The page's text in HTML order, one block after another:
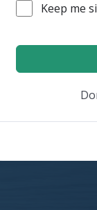
Keep me